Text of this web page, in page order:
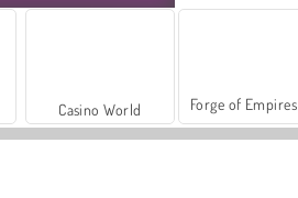
Casino World Forge of Empires